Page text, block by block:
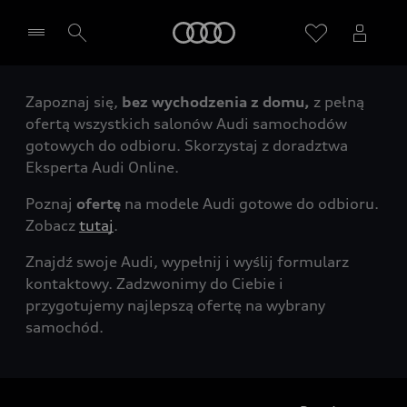
Wybierz Twojego Partnera Audi
Zapoznaj się, bez wychodzenia z domu, z pełną
ofertą wszystkich salonów Audi samochodów
gotowych do odbioru. Skorzystaj z doradztwa
Eksperta Audi Online.
Poznaj ofertę na modele Audi gotowe do odbioru.
Zobacz tutaj.
Znajdź swoje Audi, wypełnij i wyślij formularz
kontaktowy. Zadzwonimy do Ciebie i
przygotujemy najlepszą ofertę na wybrany
samochód.